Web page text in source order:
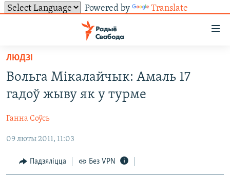
Powered by Translate
ўнівэрсальнага
доступу
Перайсьці
да
галоўнага
Перайсьці
да
навігацыі
Перайсьці
ЛЮДЗІ
ПАЛІТЫКА
ЭКАНОМІКА
БЛОГІ
ГІСТОРЫЯ НА СВАБОДЗЕ
ПАДКАСТЫ
СУВЯЗЬ
АБЫСЬЦІ БЛЯКАВАНЬНЕ
ПАДЗЯЛІЦЦА ІНФАРМАЦЫЯЙ
ПАДПІСАЦЦА
RSS
ПАДКАСТЫ
ЛЮДЗІ
Вольга Мікалайчык: Амаль 17
гадоў жыву як у турме
Ганна Соўсь
09 люты 2011, 11:03
Падзяліцца Без VPN